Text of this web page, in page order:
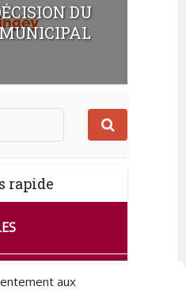
aux
DU
rapide
SERVICES